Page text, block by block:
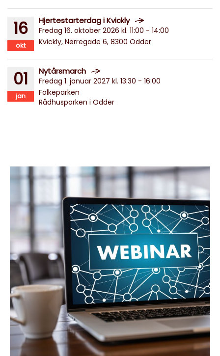
16
okt
Hjertestarterdag i Kvickly
Fredag 16. oktober 2026 kl. 11:00 - 14:00
Kvickly, Nørregade 6, 8300 Odder
01
jan
Nytårsmarch
Fredag 1. januar 2027 kl. 13:30 - 16:00
Folkeparken
Rådhusparken i Odder